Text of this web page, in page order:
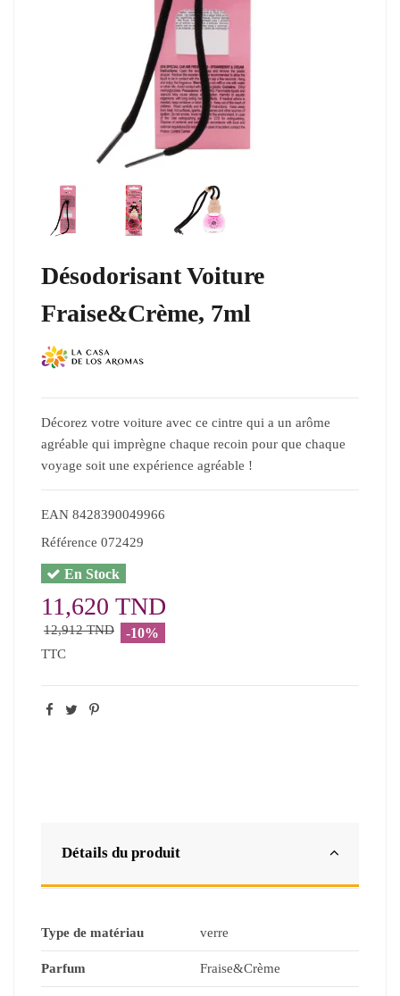
Désodorisant Voiture
Fraise&Crème, 7ml
Décorez votre voiture avec ce cintre qui a un arôme
agréable qui imprègne chaque recoin pour que chaque
voyage soit une expérience agréable !
EAN 8428390049966
Référence 072429
En Stock
11,620 TND
12,912 TND -10%
TTC
Détails du produit
Type de matériau verre
Parfum Fraise&Crème